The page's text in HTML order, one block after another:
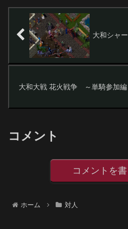
大和シャ
大和大戦 花火戦争 ～単騎参加編
コメント
コメントを
ホーム 対人